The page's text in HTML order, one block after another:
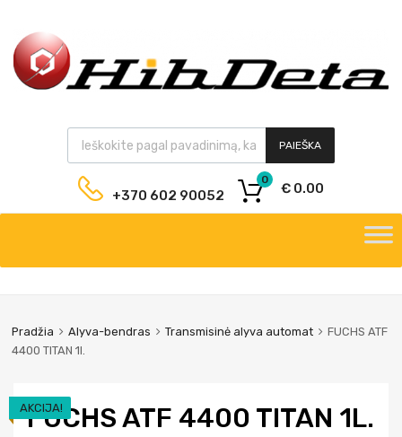
PAIEŠKA
+370 602 90052 € 0.00
0
Pradžia Alyva-bendras Transmisinė alyva automat
FUCHS ATF
4400 TITAN 1l.
FUCHS ATF 4400 TITAN 1L.
AKCIJA!